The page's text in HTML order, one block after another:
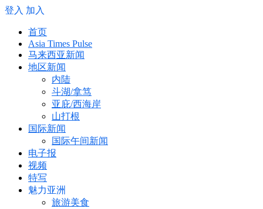
登入 加入
首页
Asia Times Pulse
马来西亚新闻
地区新闻
内陆
斗湖/拿笃
亚庇/西海岸
山打根
国际新闻
国际午间新闻
电子报
视频
特写
魅力亚洲
旅游美食